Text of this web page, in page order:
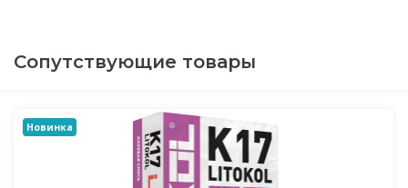
Сопутствующие товары
Новинка